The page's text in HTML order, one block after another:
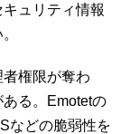
ュリティ情報
権限が奪わ
る。Emotetの
などの脆弱性を